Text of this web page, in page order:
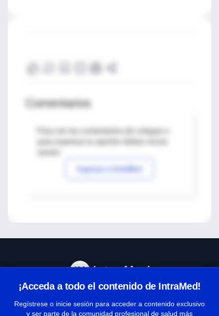
Comentarios
Para ver los comentarios de colegas o
Ingresar a IntraMed
¡Acceda a todo el contenido de IntraMed!
Regístrese o inicie sesión para acceder a contenido exclusivo
y ser parte de la comunidad profesional de salud más